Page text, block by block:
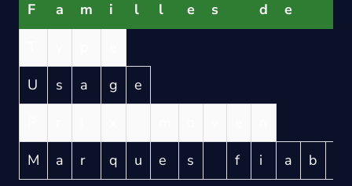
F a m i l l e s d e
U
s a g
e
M
a r q u e s f i a b